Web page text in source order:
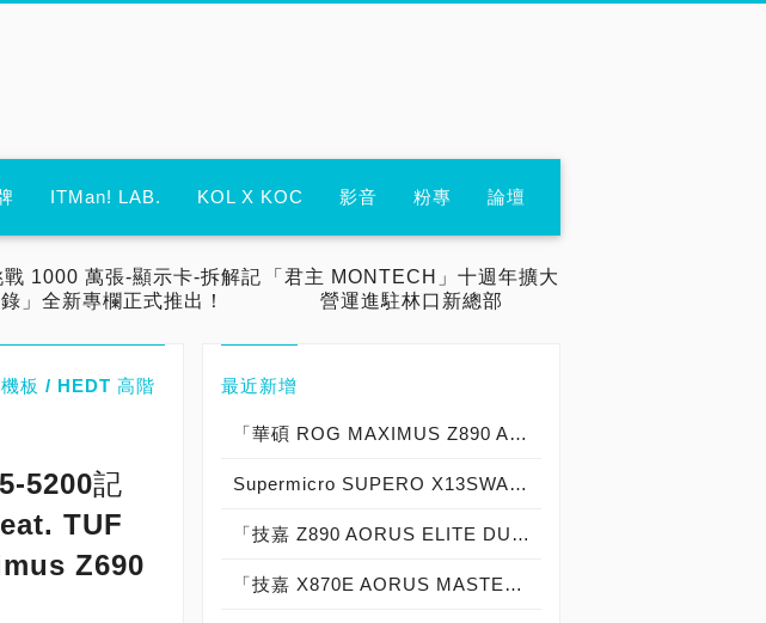
ITMan! LAB. KOL X KOC 影音 粉專 論壇
戰 1000 萬張-顯示卡-拆解記
錄」全新專欄正式推出！
「君主 MONTECH」十週年擴大
營運進駐林口新總部
板 / HEDT 高階
5200記
TUF
Z690
最近新增
「華碩 ROG MAXIMUS Z890 APEX」實測開箱，史上最強「22＋1＋2＋2 共 27 相供電」DDR5-9600＋ 極致超頻「Intel Core Ultra 7 270K Plus 最佳拍檔」白色海景房主機板！
Supermicro SUPERO X13SWA-TF實測開箱，史上最強「8＋3＋1＋1共13相供電」Intel W790「AI加速 四組PCIe 5.0 x16雙插槽顯示卡擴充」 HEDT高階桌機工作站主機板！
「技嘉 Z890 AORUS ELITE DUO X」實測開箱，史上最強「DDR5-10266 超頻支援」ULTRA TURBO MODE 加速「全球首發 128GB 單條 CQDIMM 對應」黑色海景房主機板！
「技嘉 X870E AORUS MASTER X3D ICE」超級冰雕 實測開箱，史上最強「18＋2＋2相」10GbE火力加持「X3D TURBO MODE 2 加速」冰魄白海景房主機板！